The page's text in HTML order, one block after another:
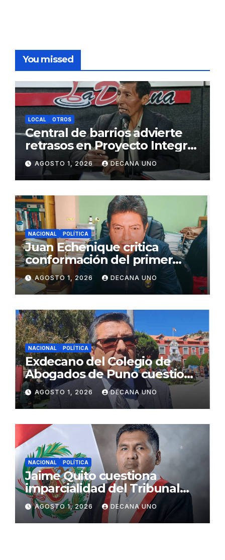
You missed
LOCAL OTROS
Central de barrios advierte
retrasos en Proyecto Integral
de Agua y Alcantarillado para
Juliaca
AGOSTO 1, 2026 DECANA UNO
NACIONAL POLÍTICA
Juan Echenique critica
conformación del primer
gabinete ministerial de Keiko
Fujimori
AGOSTO 1, 2026 DECANA UNO
NACIONAL POLÍTICA
Exdecano del Colegio de
Abogados de Puno cuestiona
propuestas sobre seguridad
ciudadana
AGOSTO 1, 2026 DECANA UNO
NACIONAL POLÍTICA
Jaime Quito cuestiona
imparcialidad del Tribunal
Constitucional tras liberación
de Ollanta Humala
AGOSTO 1, 2026 DECANA UNO